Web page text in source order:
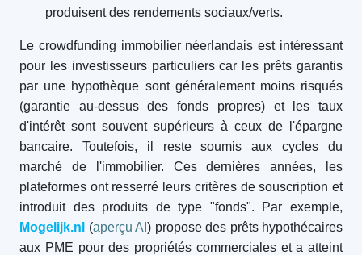
produisent des rendements sociaux/verts.
Le crowdfunding immobilier néerlandais est intéressant
pour les investisseurs particuliers car les prêts garantis
par une hypothèque sont généralement moins risqués
(garantie au-dessus des fonds propres) et les taux
d'intérêt sont souvent supérieurs à ceux de l'épargne
bancaire. Toutefois, il reste soumis aux cycles du
marché de l'immobilier. Ces dernières années, les
plateformes ont resserré leurs critères de souscription et
introduit des produits de type "fonds". Par exemple,
Mogelijk.nl
(aperçu AI ) propose des prêts hypothécaires
aux PME pour des propriétés commerciales et a atteint